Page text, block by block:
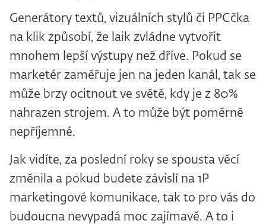
Generátory textů, vizuálních stylů či PPCčka
na klik způsobí, že laik zvládne vytvořit
mnohem lepší výstupy než dříve. Pokud se
marketér zaměřuje jen na jeden kanál, tak se
může brzy ocitnout ve světě, kdy je z 80%
nahrazen strojem. A to může být poměrně
nepříjemné.
Jak vidíte, za poslední roky se spousta věcí
změnila a pokud budete závislí na 1P
marketingové komunikace, tak to pro vás do
budoucna nevypadá moc zajímavě. A to i